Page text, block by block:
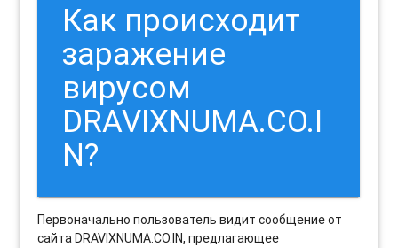
Как происходит
заражение
вирусом
DRAVIXNUMA.CO.I
N?
Первоначально пользователь видит сообщение от
сайта DRAVIXNUMA.CO.IN, предлагающее